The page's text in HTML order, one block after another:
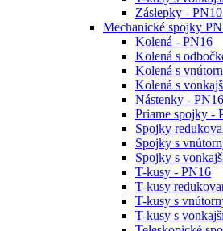
Záslepky - PN10
Mechanické spojky
Kolená - PN16
Kolená s
Kolená s
Kolená s
Nástenky - PN16
Priame spojky -
Spojky
Spojky s
Spojky s
T-kusy - PN16
T-kusy
T-kusy s
T-kusy s